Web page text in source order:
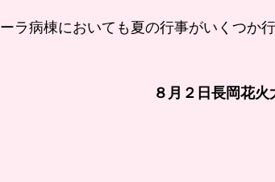
ラ病棟においても夏の行事がいくつか行
８月２日長岡花火